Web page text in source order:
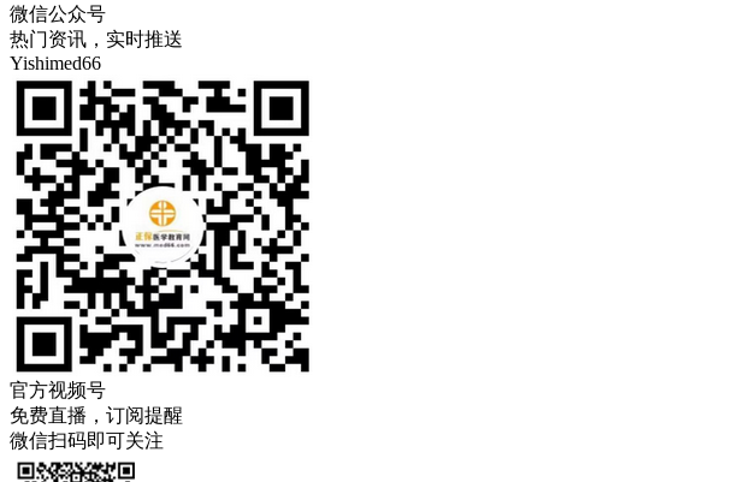
微信公众号
热门资讯，实时推送
Yishimed66
官方视频号
免费直播，订阅提醒
微信扫码即可关注